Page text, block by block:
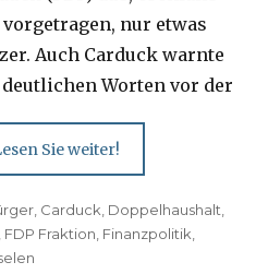
nur etwas
Auch Carduck warnte
Worten vor der
Sie weiter!
Carduck Doppelhaushalt
FDP Fraktion Finanzpolitik